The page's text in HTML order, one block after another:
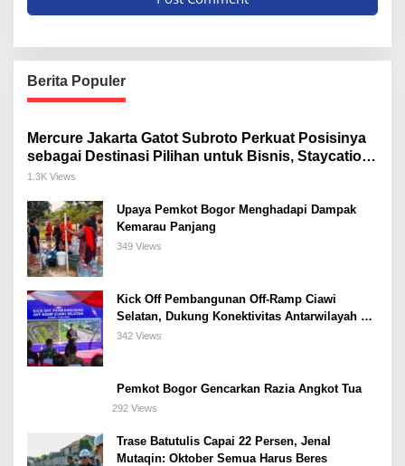
Berita Populer
Mercure Jakarta Gatot Subroto Perkuat Posisinya
sebagai Destinasi Pilihan untuk Bisnis, Staycation,
Meeting, dan Kuliner di Jakarta Selatan
1.3K Views
Upaya Pemkot Bogor Menghadapi Dampak
Kemarau Panjang
349 Views
Kick Off Pembangunan Off-Ramp Ciawi
Selatan, Dukung Konektivitas Antarwilayah di
Bogor Selatan
342 Views
Pemkot Bogor Gencarkan Razia Angkot Tua
292 Views
Trase Batutulis Capai 22 Persen, Jenal
Mutaqin: Oktober Semua Harus Beres